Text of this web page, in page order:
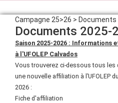
Campagne 25>26 > Documents
Documents 2025-
Saison 2025-2026 :
à l'UFOLEP Calvados
Vous trouverez ci-dessous tous
une nouvelle affiliation à l’UFOLEP
2026 :
Fiche d'affiliation